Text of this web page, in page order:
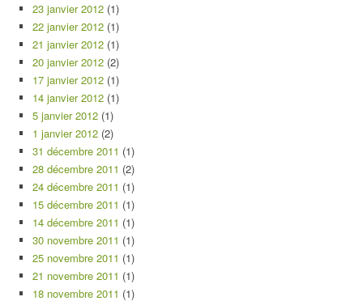
23 janvier 2012 (1)
22 janvier 2012 (1)
21 janvier 2012 (1)
20 janvier 2012 (2)
17 janvier 2012 (1)
14 janvier 2012 (1)
5 janvier 2012 (1)
1 janvier 2012 (2)
31 décembre 2011 (1)
28 décembre 2011 (2)
24 décembre 2011 (1)
15 décembre 2011 (1)
14 décembre 2011 (1)
30 novembre 2011 (1)
25 novembre 2011 (1)
21 novembre 2011 (1)
18 novembre 2011 (1)